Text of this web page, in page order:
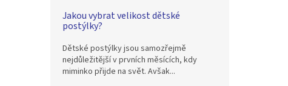
Jakou vybrat velikost dětské
postýlky?
Dětské postýlky jsou samozřejmě
nejdůležitější v prvních měsících, kdy
miminko přijde na svět. Avšak...